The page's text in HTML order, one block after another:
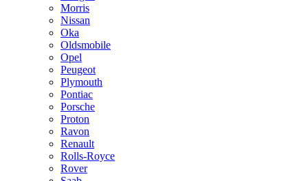
Morris
Nissan
Oka
Oldsmobile
Opel
Peugeot
Plymouth
Pontiac
Porsche
Proton
Ravon
Renault
Rolls-Royce
Rover